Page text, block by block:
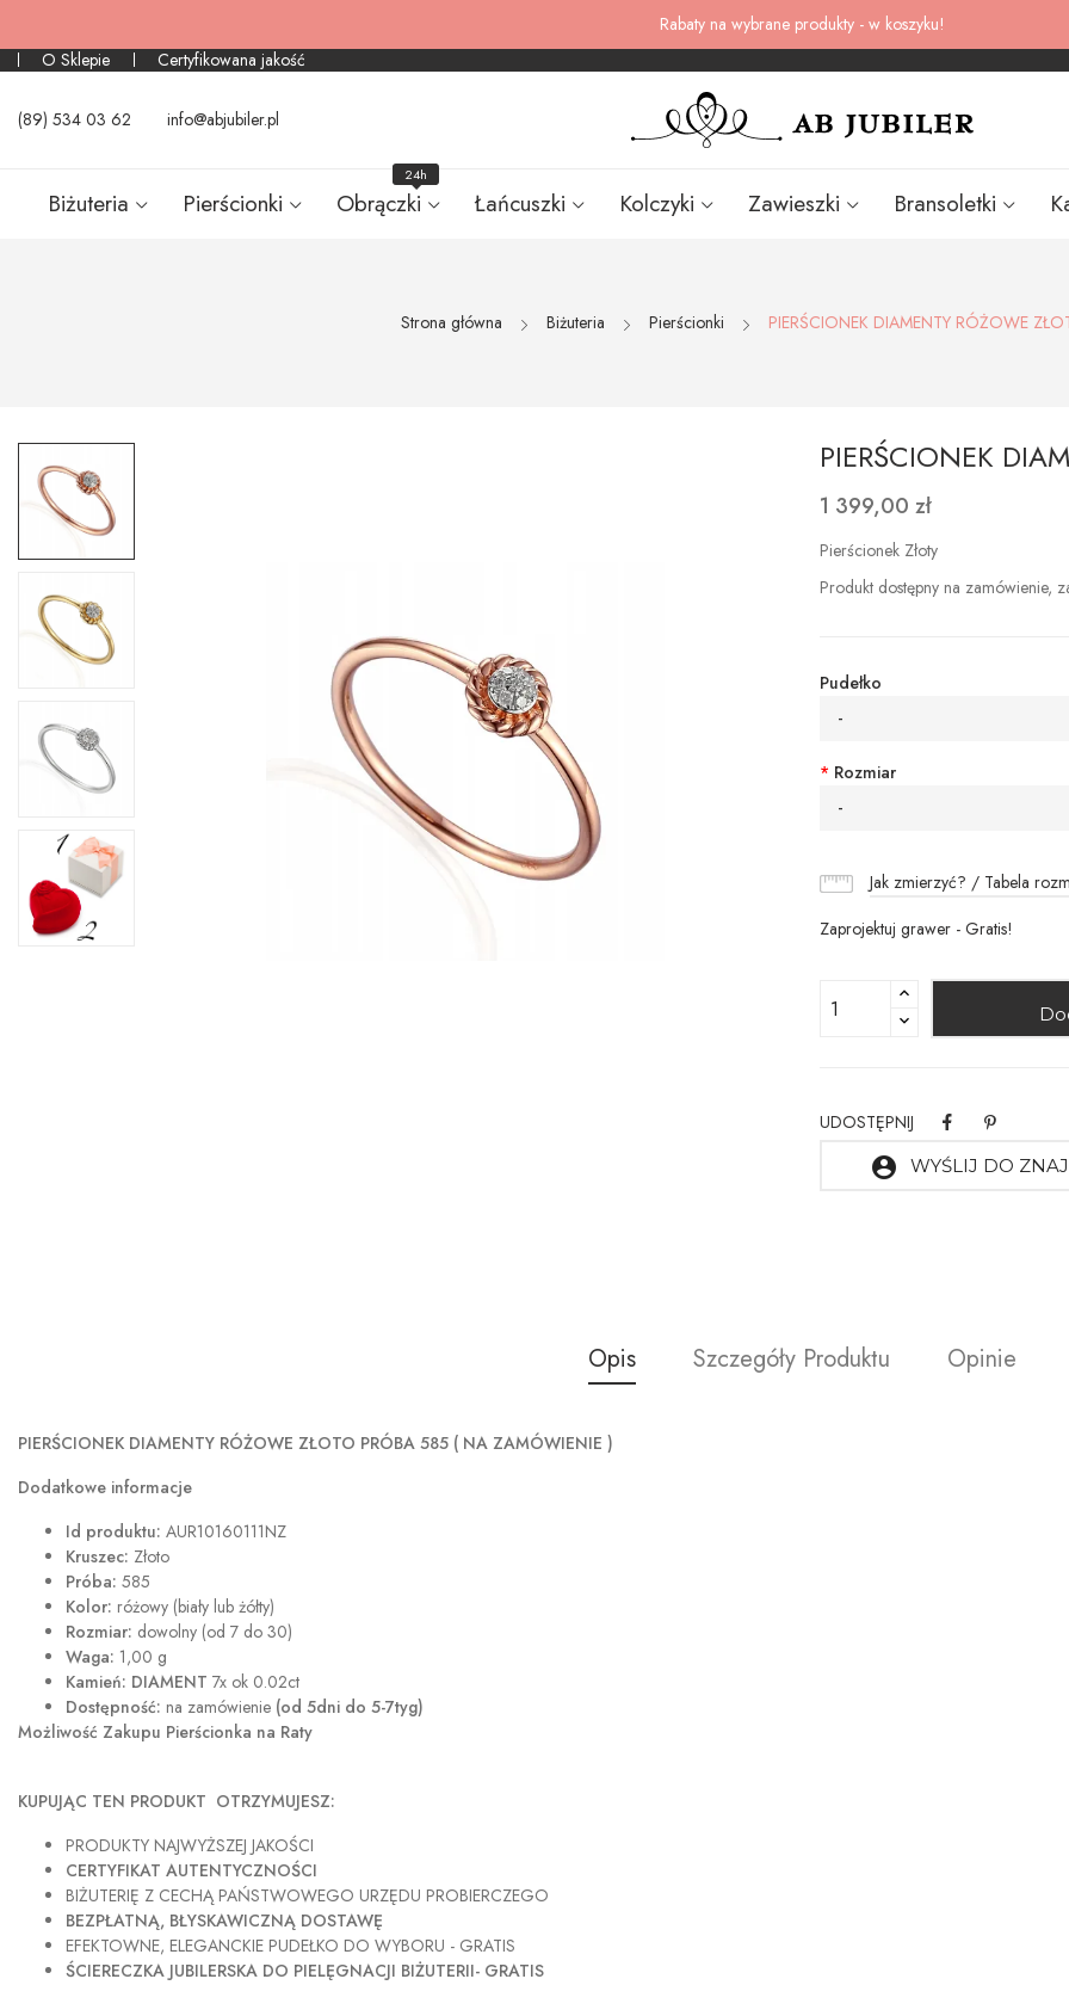
Rabaty na wybrane produkty - w koszyku!
O Sklepie
Certyfikowana jakość
(89) 534 03 62 info@abjubiler.pl
Biżuteria Pierścionki Obrączki
24h
Łańcuszki Kolczyki Zawieszki Bransoletki
Strona główna Biżuteria Pierścionki PIERŚCIONEK DIAMENTY RÓŻOWE
PIERŚCIONEK
1 399,00 zł
Pierścionek Złoty
Produkt dostępny na zamówienie,
Pudełko
-
* Rozmiar
-
Jak zmierzyć? / Tabela
Zaprojektuj grawer - Gratis!
UDOSTĘPNIJ
account_circle WYŚLIJ DO
Opis Szczegóły Produktu Opinie
PIERŚCIONEK DIAMENTY RÓŻOWE ZŁOTO PRÓBA 585 ( NA ZAMÓWIENIE )
Dodatkowe informacje
Id produktu: AUR10160111NZ
Kruszec: Złoto
Próba: 585
Kolor: różowy (biały lub żółty)
Rozmiar: dowolny (od 7 do 30)
Waga: 1,00 g
Kamień: DIAMENT 7x ok 0.02ct
Dostępność: na zamówienie (od 5dni do 5-7tyg)
Możliwość Zakupu Pierścionka na Raty
KUPUJĄC TEN PRODUKT OTRZYMUJESZ:
PRODUKTY NAJWYŻSZEJ JAKOŚCI
CERTYFIKAT AUTENTYCZNOŚCI
BIŻUTERIĘ Z CECHĄ PAŃSTWOWEGO URZĘDU PROBIERCZEGO
BEZPŁATNĄ, BŁYSKAWICZNĄ DOSTAWĘ
EFEKTOWNE, ELEGANCKIE PUDEŁKO DO WYBORU - GRATIS
ŚCIERECZKA JUBILERSKA DO PIELĘGNACJI BIŻUTERII- GRATIS